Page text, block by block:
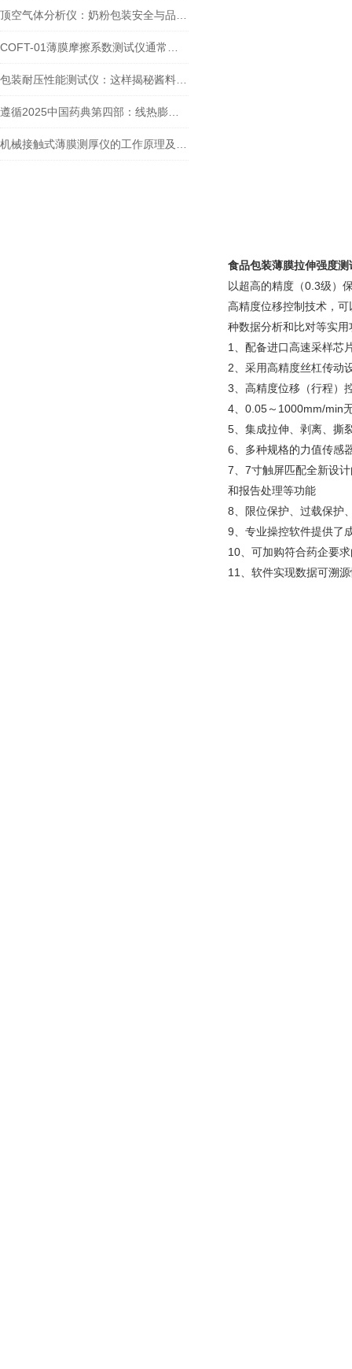
食品包装薄膜拉伸强度测
以超高的精度（0.3级）
高精度位移控制技术，
种数据分析和比对等实用
1、配备进口高速采样芯
2、采用高精度丝杠传动
3、高精度位移（行程）
4、0.05～1000mm/min
5、集成拉伸、剥离、撕
6、多种规格的力值传感
7、7寸触屏匹配全新设
和报告处理等功能
8、限位保护、过载保护
9、专业操控软件提供了
10、可加购符合药企要
11、软件实现数据可溯